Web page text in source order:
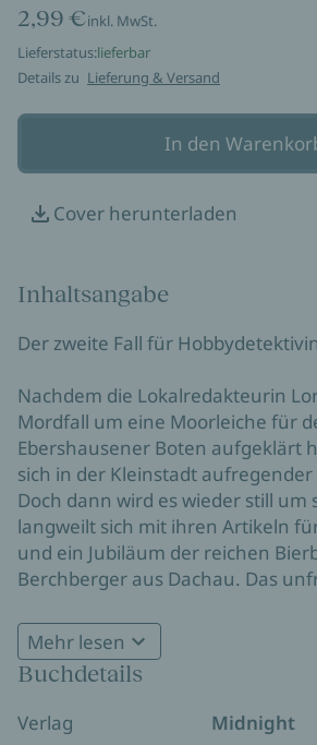
2,99 €inkl. MwSt.
Lieferstatus:lieferbar
Details zu Lieferung & Versand
In den
Cover herunterladen
Inhaltsangabe
Der zweite Fall für
Nachdem die Lokalredakteurin
Mordfall um eine Moorleiche für
Ebershausener Boten aufgeklärt
sich in der Kleinstadt
Doch dann wird es wieder still um
langweilt sich mit ihren Artikeln
und ein Jubiläum der reichen
Berchberger aus Dachau. Das
den Recherchen besonders zu
nach der großen Jubiläumsfeier
wird, stürzt sich Lorie geradezu in
Doch es stellt sich heraus, dass
Feinde hatte. Und während Lorie
Mehr lesen
Buchdetails
Verlag
Midnight